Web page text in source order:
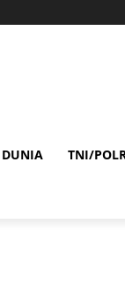
DUNIA TNI/